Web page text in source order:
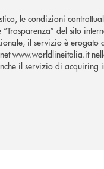
le condizioni
del sito
il servizio è erogato
www.worldlineitalia.it
il servizio di acquiring